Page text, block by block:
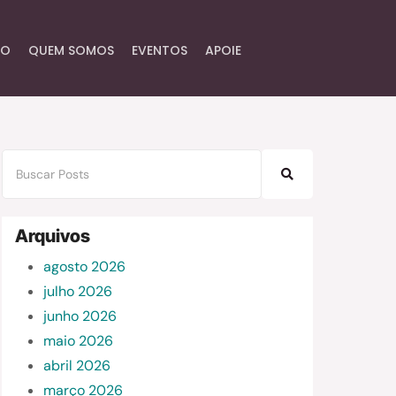
QUEM SOMOS EVENTOS APOIE
Arquivos
agosto 2026
julho 2026
junho 2026
maio 2026
abril 2026
março 2026